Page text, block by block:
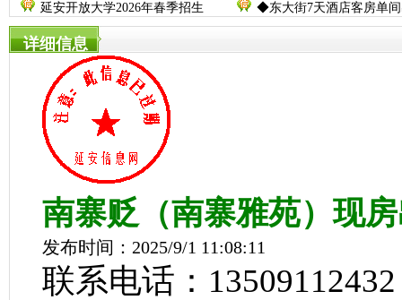
延安开放大学2026年春季招生
◆东大街7天酒店客房单
详细信息
南寨贬（南寨雅苑）现
发布时间：2025/9/1 11:08:11
联系电话：13509112432